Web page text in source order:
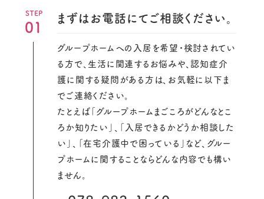
01 まずはお電話にてご相談ください。
グループホームへの入居を希望・検討されてい
る方で、生活に関連するお悩みや、認知症介
護に関する疑問がある方は、お気軽に以下ま
でご連絡ください。
たとえば「グループホームまごころがどんなとこ
ろか知りたい」、「入居できるかどうか相談した
い」、「在宅介護中で困っている」など、グルー
プホームに関することならどんな内容でも構い
ません。